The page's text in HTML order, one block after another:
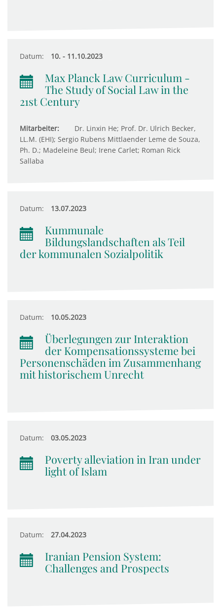
Datum: 10. - 11.10.2023
Max Planck Law Curriculum -
The Study of Social Law in the
21st Century
Mitarbeiter:
Dr. Linxin He; Prof. Dr. Ulrich Becker,
LL.M. (EHI); Sergio Rubens Mittlaender Leme de Souza,
Ph. D.; Madeleine Beul; Irene Carlet; Roman Rick
Sallaba
Datum: 13.07.2023
Kummunale
Bildungslandschaften als Teil
der kommunalen Sozialpolitik
Datum: 10.05.2023
Überlegungen zur Interaktion
der Kompensationssysteme bei
Personenschäden im Zusammenhang
mit historischem Unrecht
Datum: 03.05.2023
Poverty alleviation in Iran under
light of Islam
Datum: 27.04.2023
Iranian Pension System:
Challenges and Prospects